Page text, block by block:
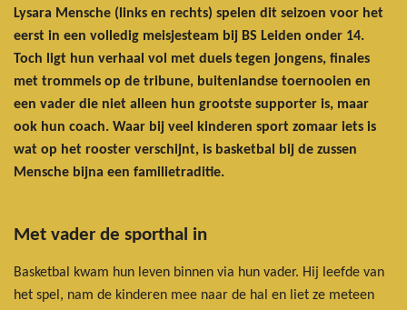
Lysara Mensche (links en rechts) spelen dit seizoen voor het
eerst in een volledig meisjesteam bij BS Leiden onder 14.
Toch ligt hun verhaal vol met duels tegen jongens, finales
met trommels op de tribune, buitenlandse toernooien en
een vader die niet alleen hun grootste supporter is, maar
ook hun coach. Waar bij veel kinderen sport zomaar iets is
wat op het rooster verschijnt, is basketbal bij de zussen
Mensche bijna een familietraditie.
Met vader de sporthal in
Basketbal kwam hun leven binnen via hun vader. Hij leefde van
het spel, nam de kinderen mee naar de hal en liet ze meteen